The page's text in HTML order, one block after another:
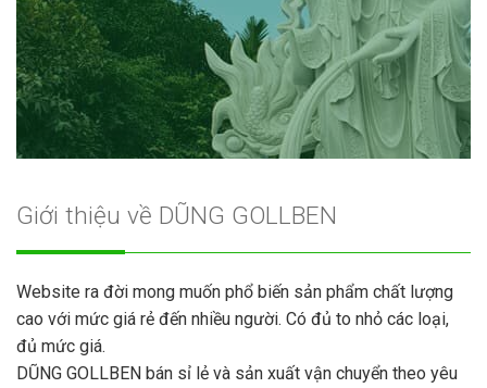
Giới thiệu về DŨNG GOLLBEN
Website ra đời mong muốn phổ biến sản phẩm chất lượng
cao với mức giá rẻ đến nhiều người. Có đủ to nhỏ các loại,
đủ mức giá.
DŨNG GOLLBEN bán sỉ lẻ và sản xuất vận chuyển theo yêu